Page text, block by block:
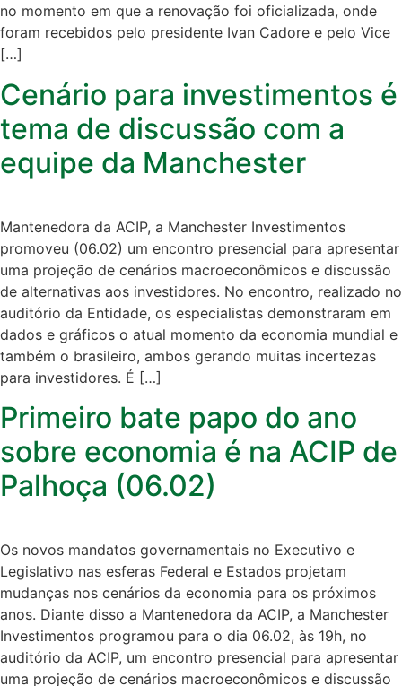
no momento em que a renovação foi oficializada, onde
foram recebidos pelo presidente Ivan Cadore e pelo Vice
[…]
Cenário para investimentos é
tema de discussão com a
equipe da Manchester
Mantenedora da ACIP, a Manchester Investimentos
promoveu (06.02) um encontro presencial para apresentar
uma projeção de cenários macroeconômicos e discussão
de alternativas aos investidores. No encontro, realizado no
auditório da Entidade, os especialistas demonstraram em
dados e gráficos o atual momento da economia mundial e
também o brasileiro, ambos gerando muitas incertezas
para investidores. É […]
Primeiro bate papo do ano
sobre economia é na ACIP de
Palhoça (06.02)
Os novos mandatos governamentais no Executivo e
Legislativo nas esferas Federal e Estados projetam
mudanças nos cenários da economia para os próximos
anos. Diante disso a Mantenedora da ACIP, a Manchester
Investimentos programou para o dia 06.02, às 19h, no
auditório da ACIP, um encontro presencial para apresentar
uma projeção de cenários macroeconômicos e discussão